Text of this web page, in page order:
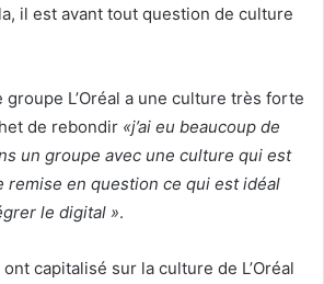
il est avant tout question de culture
L’Oréal a une culture très forte
de rebondir «j’ai eu beaucoup de
un groupe avec une culture qui est
remise en question ce qui est idéal
le digital ».
capitalisé sur la culture de L’Oréal